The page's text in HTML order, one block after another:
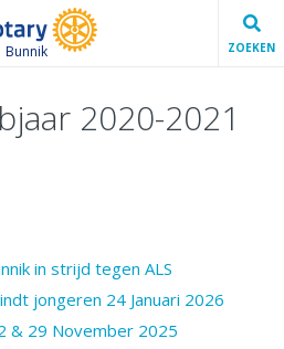
Bunnik ZOEKEN
2020-2021
in strijd tegen ALS
jongeren 24 Januari 2026
& 29 November 2025